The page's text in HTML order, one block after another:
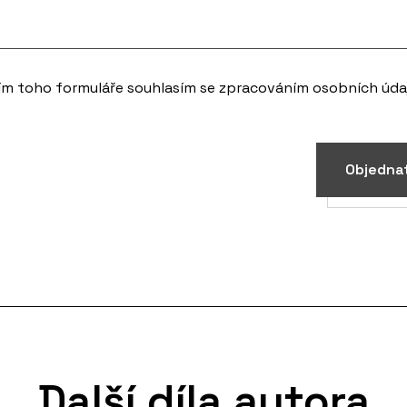
v Jihlavě
toho formuláře souhlasím se zpracováním osobních